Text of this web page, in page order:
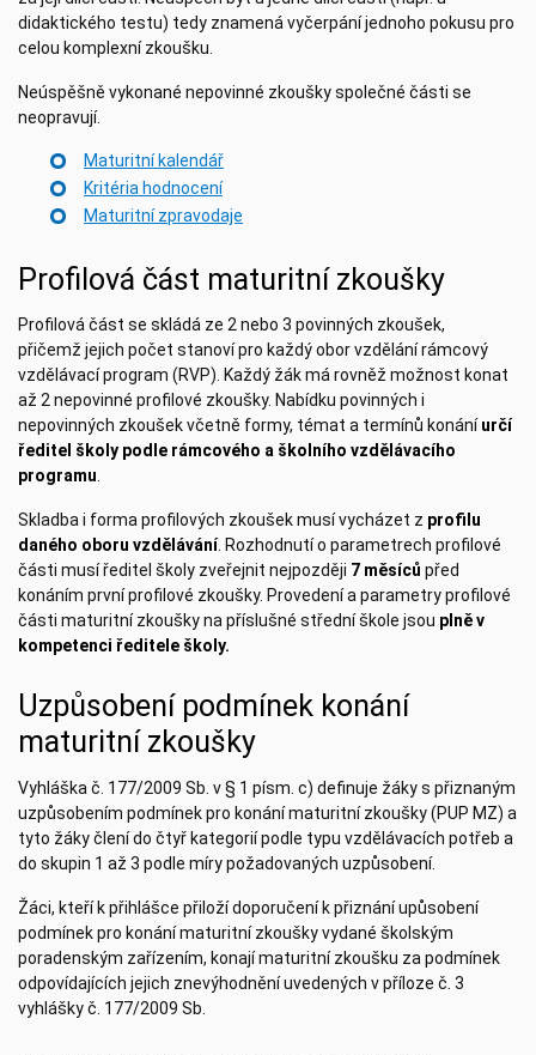
didaktického testu) tedy znamená vyčerpání jednoho pokusu pro
celou komplexní zkoušku.
Neúspěšně vykonané nepovinné zkoušky společné části se
neopravují.
Maturitní kalendář
Kritéria hodnocení
Maturitní zpravodaje
Profilová část maturitní zkoušky
Profilová část se skládá ze 2 nebo 3 povinných zkoušek,
přičemž jejich počet stanoví pro každý obor vzdělání rámcový
vzdělávací program (RVP). Každý žák má rovněž možnost konat
až 2 nepovinné profilové zkoušky. Nabídku povinných i
nepovinných zkoušek včetně formy, témat a termínů konáníurčí
ředitel školy podle rámcového a školního vzdělávacího
programu.
Skladba i forma profilových zkoušek musí vycházet z profilu
daného oboru vzdělávání. Rozhodnutí o parametrech profilové
části musí ředitel školy zveřejnit nejpozději 7 měsíců před
konáním první profilové zkoušky. Provedení a parametry profilové
části maturitní zkoušky na příslušné střední škole jsou plně v
kompetenci ředitele školy.
Uzpůsobení podmínek konání
maturitní zkoušky
Vyhláška č. 177/2009 Sb. v § 1 písm. c) definuje žáky s přiznaným
uzpůsobením podmínek pro konání maturitní zkoušky (PUP MZ) a
tyto žáky člení do čtyř kategorií podle typu vzdělávacích potřeb a
do skupin 1 až 3 podle míry požadovaných uzpůsobení.
Žáci, kteří k přihlášce přiloží doporučení k přiznání upůsobení
podmínek pro konání maturitní zkoušky vydané školským
poradenským zařízením, konají maturitní zkoušku za podmínek
odpovídajících jejich znevýhodnění uvedených v příloze č. 3
vyhlášky č. 177/2009 Sb.